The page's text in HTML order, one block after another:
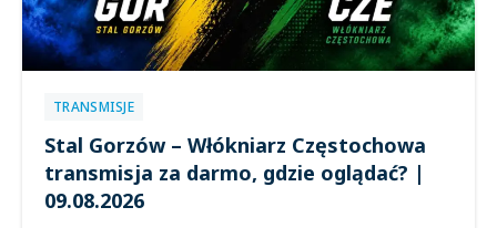
TRANSMISJE
Stal Gorzów – Włókniarz Częstochowa
transmisja za darmo, gdzie oglądać? |
09.08.2026